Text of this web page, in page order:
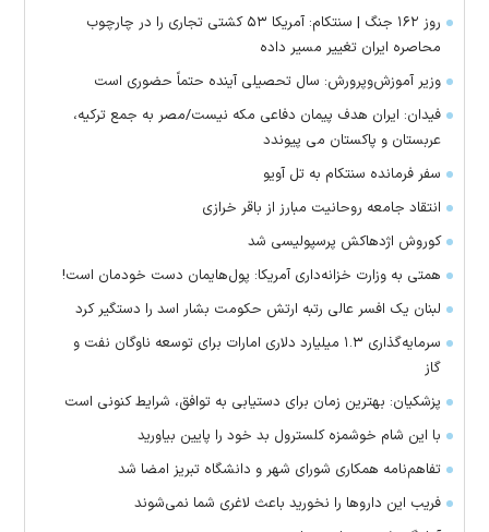
روز ۱۶۲ جنگ | سنتکام: آمریکا ۵۳ کشتی تجاری را در چارچوب
محاصره ایران تغییر مسیر داده
وزیر آموزش‌وپرورش: سال تحصیلی آینده حتماً حضوری است
فیدان: ایران هدف پیمان دفاعی مکه نیست/مصر به جمع ترکیه،
عربستان و پاکستان می پیوندد
سفر فرمانده سنتکام به تل آویو
انتقاد جامعه روحانیت مبارز از باقر خرازی
کوروش اژدهاکش پرسپولیسی شد
همتی به وزارت خزانه‌داری آمریکا: پول‌هایمان دست خودمان است!
لبنان یک افسر عالی رتبه ارتش حکومت بشار اسد را دستگیر کرد
سرمایه‌گذاری ۱.۳ میلیارد دلاری امارات برای توسعه ناوگان نفت و
گاز
پزشکیان: بهترین زمان برای دستیابی به توافق، شرایط کنونی است
با این شام خوشمزه کلسترول بد خود را پایین بیاورید
تفاهم‌نامه همکاری شورای شهر و دانشگاه تبریز امضا شد
فریب این دارو‌ها را نخورید باعث لاغری شما نمی‌شوند